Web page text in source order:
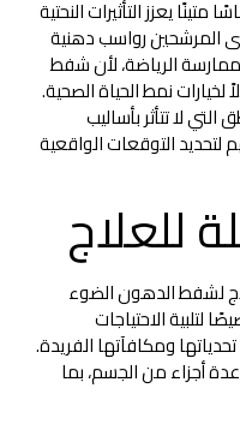
يعزز التأثيرات النحتية
المرشحين رواسب دهنية
الرياضة، لأن شفط
نمط الحياة الصحية.
لا تتأثر بأساليب
لتحديد التوقعات الواقعية
للعلاج
لشفط الدهون الضوء
لتلبية الاحتياجات
ومكافآتها الفريدة.
أجزاء من الجسم، بما